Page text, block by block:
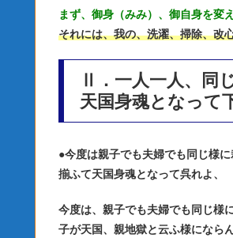
まず、御身（みみ）、御自身を変
それには、我の、洗濯、掃除、改
Ⅱ．一人一人、同
天国身魂となって
●今度は親子でも夫婦でも同じ様
揃ふて天国身魂となって呉れよ、
今度は、親子でも夫婦でも同じ様
子が天国、親地獄と云ふ様になら